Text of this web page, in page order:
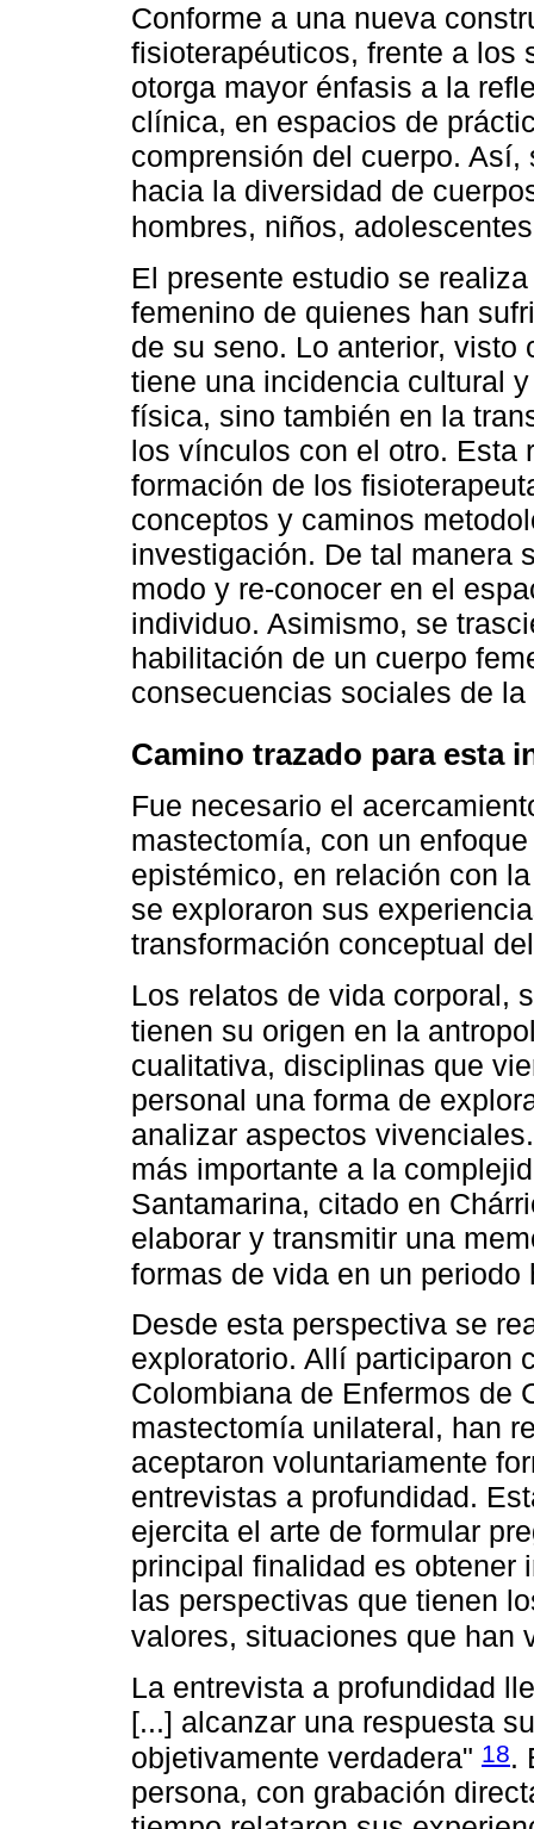
Conforme a una nueva
fisioterapéuticos, frente a los
otorga mayor énfasis a la
clínica, en espacios de
comprensión del cuerpo.
hacia la diversidad de
hombres, niños,
El presente estudio se
femenino de quienes han
de su seno. Lo anterior, visto
tiene una incidencia cultural
física, sino también en la
los vínculos con el otro. Esta
formación de los
conceptos y caminos
investigación. De tal manera
modo y re-conocer en el
individuo. Asimismo, se
habilitación de un cuerpo
consecuencias sociales de
Camino trazado para esta
Fue necesario el
mastectomía, con un
epistémico, en relación con
se exploraron sus
transformación conceptual
Los relatos de vida corporal,
tienen su origen en la
cualitativa, disciplinas que
personal una forma de
analizar aspectos
más importante a la
Santamarina, citado en
elaborar y transmitir una
formas de vida en un
Desde esta perspectiva se
exploratorio. Allí participaron
Colombiana de Enfermos de
mastectomía unilateral, han
aceptaron voluntariamente
entrevistas a profundidad.
ejercita el arte de formular
principal finalidad es obtener
las perspectivas que tienen
valores, situaciones que han
La entrevista a profundidad
[...] alcanzar una respuesta
objetivamente verdadera" 18.
persona, con grabación